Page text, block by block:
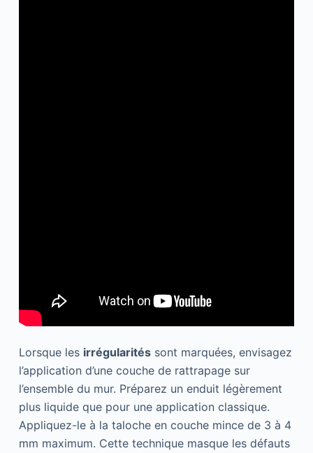
Lorsque les irrégularitéssont marquées, envisagez
l’application d’une couche de rattrapage sur
l’ensemble du mur. Préparez un enduit légèrement
plus liquide que pour une application classique.
Appliquez-le à la taloche en couche mince de 3 à 4
mm maximum. Cette technique masque les défauts